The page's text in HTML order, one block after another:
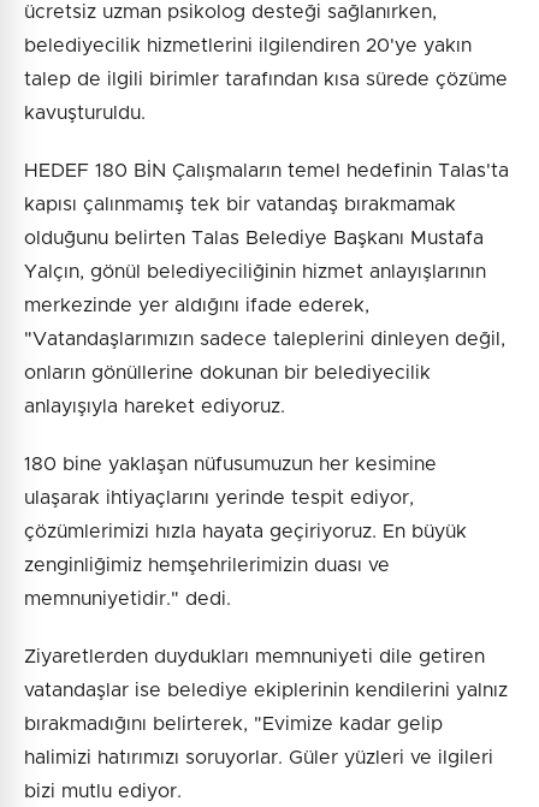
ücretsiz uzman psikolog desteği sağlanırken,
belediyecilik hizmetlerini ilgilendiren 20'ye yakın
talep de ilgili birimler tarafından kısa sürede çözüme
kavuşturuldu.
HEDEF 180 BİN Çalışmaların temel hedefinin Talas'ta
kapısı çalınmamış tek bir vatandaş bırakmamak
olduğunu belirten Talas Belediye Başkanı Mustafa
Yalçın, gönül belediyeciliğinin hizmet anlayışlarının
merkezinde yer aldığını ifade ederek,
"Vatandaşlarımızın sadece taleplerini dinleyen değil,
onların gönüllerine dokunan bir belediyecilik
anlayışıyla hareket ediyoruz.
180 bine yaklaşan nüfusumuzun her kesimine
ulaşarak ihtiyaçlarını yerinde tespit ediyor,
çözümlerimizi hızla hayata geçiriyoruz. En büyük
zenginliğimiz hemşehrilerimizin duası ve
memnuniyetidir." dedi.
Ziyaretlerden duydukları memnuniyeti dile getiren
vatandaşlar ise belediye ekiplerinin kendilerini yalnız
bırakmadığını belirterek, "Evimize kadar gelip
halimizi hatırımızı soruyorlar. Güler yüzleri ve ilgileri
bizi mutlu ediyor.